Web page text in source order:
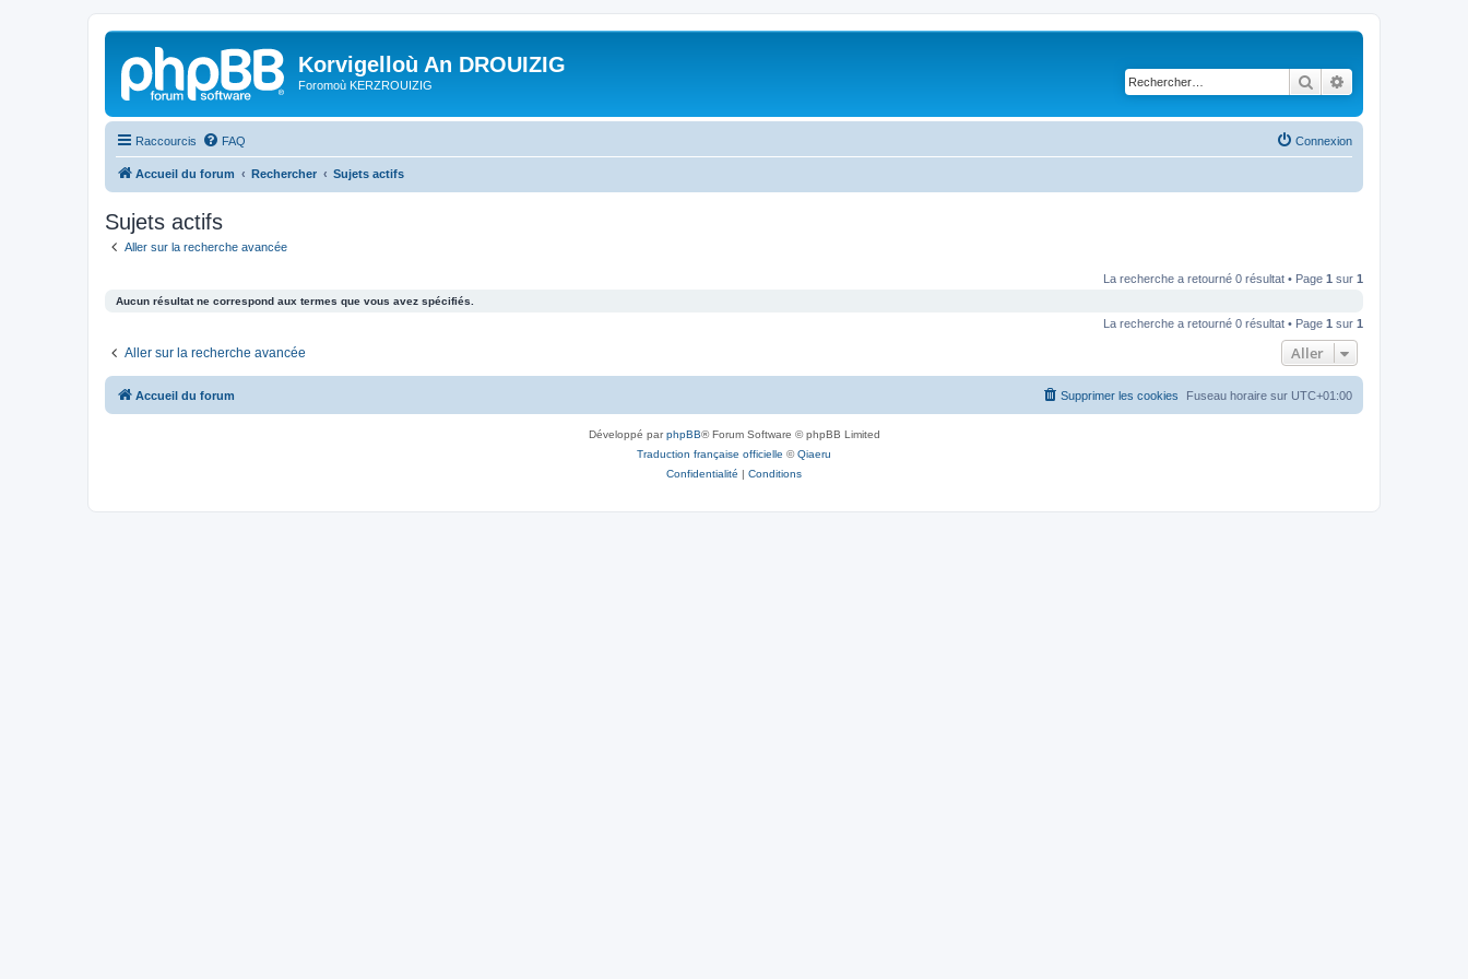
Korvigelloù An DROUIZIG
Foromoù KERZROUIZIG Rechercher
Raccourcis FAQ Connexion
Accueil du forum Rechercher Sujets actifs
Sujets actifs
Aller sur la recherche avancée
La recherche a retourné 0 résultat • Page 1 sur 1
Aucun résultat ne correspond aux termes que vous avez spécifiés.
La recherche a retourné 0 résultat • Page 1 sur 1
Aller sur la recherche avancée Aller
Accueil du forum Fuseau horaire sur UTC+01:00
Supprimer les cookies
Développé parphpBB® Forum Software © phpBB Limited
Traduction française officielle ©Qiaeru
Confidentialité | Conditions